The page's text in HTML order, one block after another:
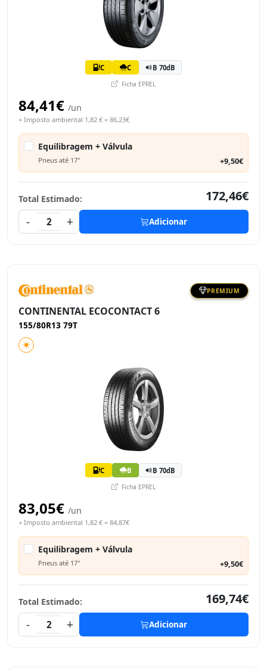
C C B 70dB
Ficha EPREL
84,41€ /un
+ Imposto ambiental 1,82 € = 86,23€
Equilibragem + Válvula
Pneus até 17" +9,50€
Total Estimado:
172,46€
-
2 + Adicionar
PREMIUM
CONTINENTAL ECOCONTACT 6
155/80R13 79T
C B B 70dB
Ficha EPREL
83,05€ /un
+ Imposto ambiental 1,82 € = 84,87€
Equilibragem + Válvula
Pneus até 17" +9,50€
Total Estimado:
169,74€
-
2 + Adicionar